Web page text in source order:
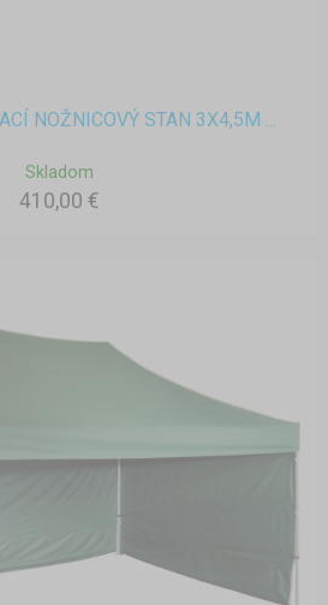
NOŽNICOVÝ STAN 3X4,5M ...
Skladom
410,00 €